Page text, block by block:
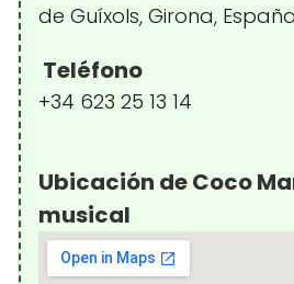
de Guíxols, Girona, España
Teléfono
+34 623 25 13 14
Ubicación de Coco
musical